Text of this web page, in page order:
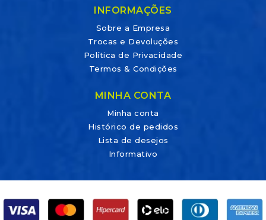
INFORMAÇÕES
Sobre a Empresa
Trocas e Devoluções
Política de Privacidade
Termos & Condições
MINHA CONTA
Minha conta
Histórico de pedidos
Lista de desejos
Informativo